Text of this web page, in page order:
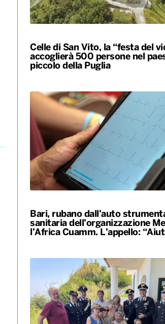
Celle di San Vito, la “festa del
accoglierà 500 persone nel
piccolo della Puglia
Bari, rubano dall’auto
sanitaria dell’organizzazione
l’Africa Cuamm. L’appello: